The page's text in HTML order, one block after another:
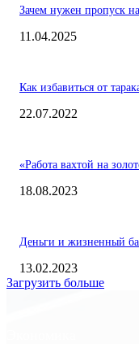
Зачем нужен пропуск
11.04.2025
Как избавиться от
22.07.2022
«Работа вахтой на
18.08.2023
Деньги и жизненный
13.02.2023
Загрузить больше